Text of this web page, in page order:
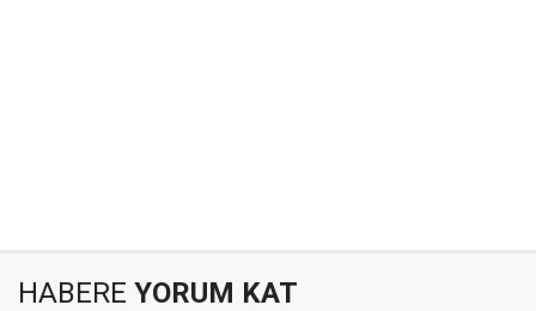
HABERE YORUM KAT